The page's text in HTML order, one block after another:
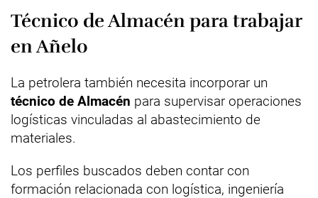
Técnico de Almacén para trabajar
en Añelo
La petrolera también necesita incorporar un
técnico de Almacén para supervisar operaciones
logísticas vinculadas al abastecimiento de
materiales.
Los perfiles buscados deben contar con
formación relacionada con logística, ingeniería